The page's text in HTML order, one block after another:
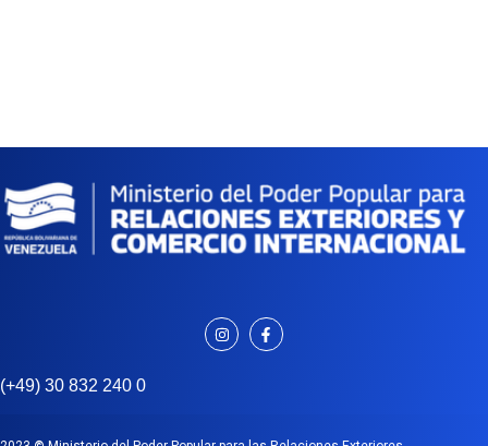
(+49) 30 832 240 0